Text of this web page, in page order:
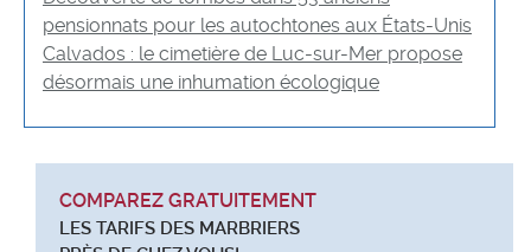
pensionnats pour les autochtones aux États-Unis
Calvados : le cimetière de Luc-sur-Mer propose
désormais une inhumation écologique
COMPAREZ GRATUITEMENT
LES TARIFS DES MARBRIERS